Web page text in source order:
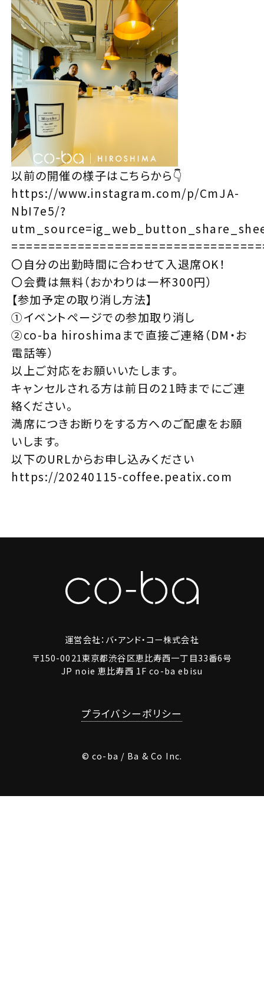
以前の開催の様子はこちらから👇
https://www.instagram.com/p/CmJA-
NbI7e5/?
〇自分の出勤時間に合わせて入退席OK！
〇会費は無料（おかわりは一杯300円）
【参加予定の取り消し方法】
①イベントページでの参加取り消し
②co-ba hiroshimaまで直接ご連絡（DM・お
電話等）
以上ご対応をお願いいたします。
キャンセルされる方は前日の21時までにご連
絡ください。
満席につきお断りをする方へのご配慮をお願
いします。
以下のURLからお申し込みください
https://20240115-coffee.peatix.com
運営会社：バ・アンド・コー株式会社
〒150-0021東京都渋谷区恵比寿西一丁目33番6号
JP noie 恵比寿西 1F co-ba ebisu
プライバシーポリシー
© co-ba / Ba & Co Inc.